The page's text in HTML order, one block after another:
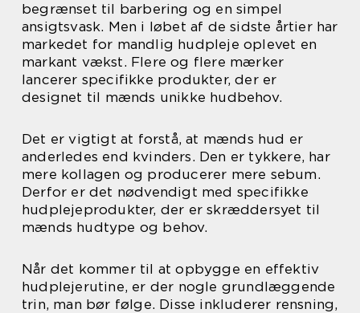
begrænset til barbering og en simpel
ansigtsvask. Men i løbet af de sidste årtier har
markedet for mandlig hudpleje oplevet en
markant vækst. Flere og flere mærker
lancerer specifikke produkter, der er
designet til mænds unikke hudbehov.
Det er vigtigt at forstå, at mænds hud er
anderledes end kvinders. Den er tykkere, har
mere kollagen og producerer mere sebum.
Derfor er det nødvendigt med specifikke
hudplejeprodukter, der er skræddersyet til
mænds hudtype og behov.
Når det kommer til at opbygge en effektiv
hudplejerutine, er der nogle grundlæggende
trin, man bør følge. Disse inkluderer rensning,